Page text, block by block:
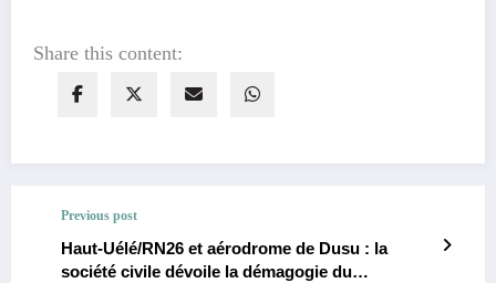
Share this content:
Previous post
Haut-Uélé/RN26 et aérodrome de Dusu : la
société civile dévoile la démagogie du